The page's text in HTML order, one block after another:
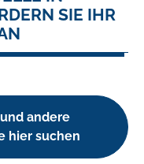
SIE IHR
andere
hier suchen